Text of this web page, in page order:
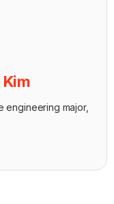
Kim
major,